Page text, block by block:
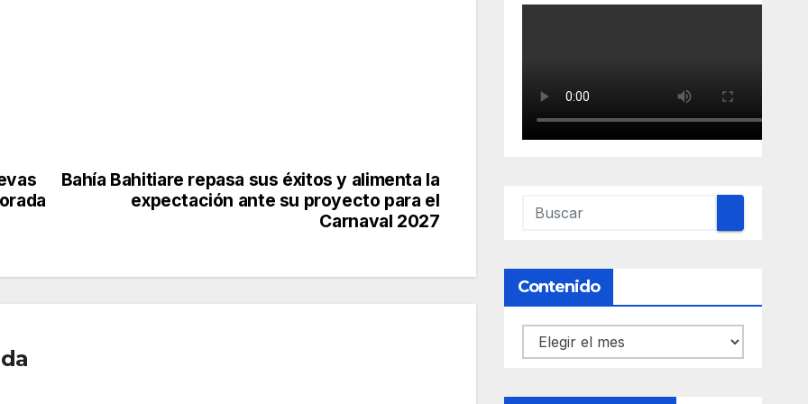
Bahía Bahitiare repasa sus éxitos y alimenta la
expectación ante su proyecto para el
Carnaval 2027
Contenido
Contenido